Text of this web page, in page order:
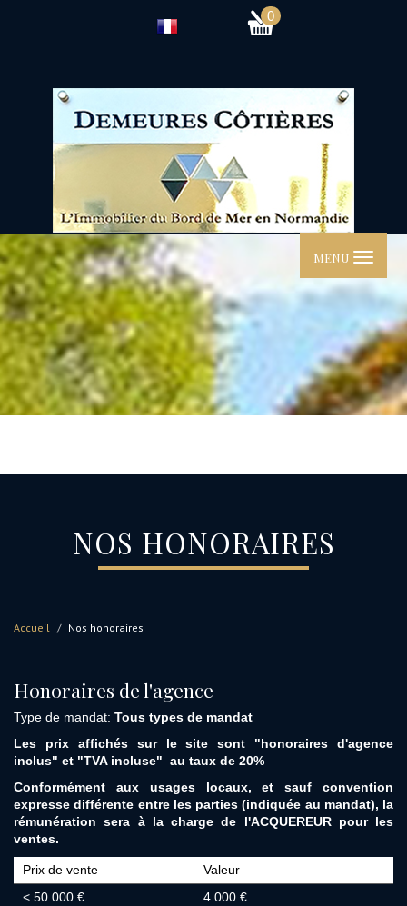
0
MENU
NOS HONORAIRES
Accueil Nos honoraires
Honoraires de l'agence
Type de mandat: Tous types de mandat
Les prix affichés sur le site sont "honoraires d'agence
inclus" et "TVA incluse" au taux de 20%
Conformément aux usages locaux, et sauf convention
expresse différente entre les parties (indiquée au mandat), la
rémunération sera à la charge de l'ACQUEREUR pour les
ventes.
Prix de vente
Valeur
< 50 000 €
4 000 €